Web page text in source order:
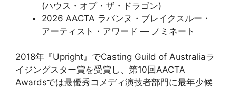
(ハウス・オブ・ザ・ドラゴン)
2026 AACTA ラバンヌ・ブレイクスルー・
アーティスト・アワード — ノミネート
2018年『Upright』でCasting Guild of Australiaラ
イジングスター賞を受賞し、第10回AACTA
Awardsでは最優秀コメディ演技者部門に最年少候